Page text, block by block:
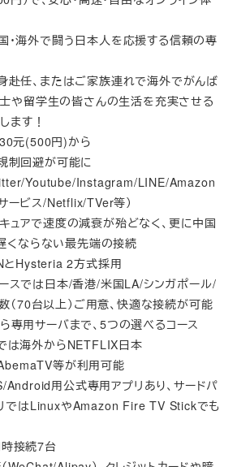
・海外で闘う日本人を応援する信頼の専
赴任、またはご家族連れで海外でがんば
や留学生の皆さんの生活を充実させる
ます！
元(500円)から
制回避が可能に
Youtube/Instagram/LINE/Amazon
ービス/Netflix/TVer等）
ュアで速度の減衰が殆どなく、更に中国
くならない最先端の接続
Hysteria 2方式採用
スでは日本/香港/米国LA/シンガポール/
（70台以上）ご用意、快適な接続が可能
専用サーバまで、5つの選べるコース
は海外からNETFLIX日本
等が利用可能
用公式専用アプリあり、サードパ
ではLinuxやAmazon Fire TV Stickでも
接続7台